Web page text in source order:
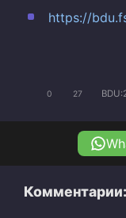
https://
0 27